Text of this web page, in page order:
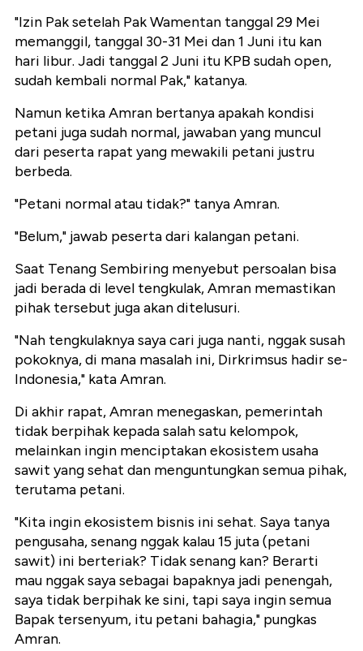
"Izin Pak setelah Pak Wamentan tanggal 29 Mei
memanggil, tanggal 30-31 Mei dan 1 Juni itu kan
hari libur. Jadi tanggal 2 Juni itu KPB sudah open,
sudah kembali normal Pak," katanya.
Namun ketika Amran bertanya apakah kondisi
petani juga sudah normal, jawaban yang muncul
dari peserta rapat yang mewakili petani justru
berbeda.
"Petani normal atau tidak?" tanya Amran.
"Belum," jawab peserta dari kalangan petani.
Saat Tenang Sembiring menyebut persoalan bisa
jadi berada di level tengkulak, Amran memastikan
pihak tersebut juga akan ditelusuri.
"Nah tengkulaknya saya cari juga nanti, nggak susah
pokoknya, di mana masalah ini, Dirkrimsus hadir se-
Indonesia," kata Amran.
Di akhir rapat, Amran menegaskan, pemerintah
tidak berpihak kepada salah satu kelompok,
melainkan ingin menciptakan ekosistem usaha
sawit yang sehat dan menguntungkan semua pihak,
terutama petani.
"Kita ingin ekosistem bisnis ini sehat. Saya tanya
pengusaha, senang nggak kalau 15 juta (petani
sawit) ini berteriak? Tidak senang kan? Berarti
mau nggak saya sebagai bapaknya jadi penengah,
saya tidak berpihak ke sini, tapi saya ingin semua
Bapak tersenyum, itu petani bahagia," pungkas
Amran.